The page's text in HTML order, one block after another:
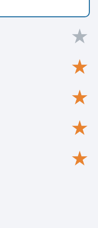
★
★
★
★
★